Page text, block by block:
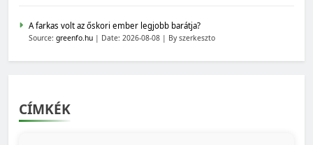
A farkas volt az őskori ember legjobb barátja?
Source: greenfo.hu Date: 2026-08-08 By szerkeszto
CÍMKÉK